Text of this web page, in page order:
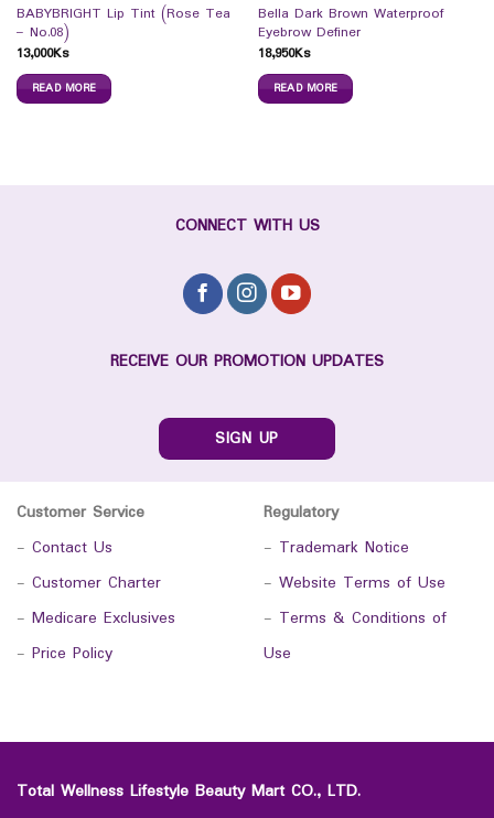
BABYBRIGHT Lip Tint (Rose Tea
– No.08)
13,000Ks
READ MORE
Bella Dark Brown Waterproof
Eyebrow Definer
18,950Ks
READ MORE
CONNECT WITH US
RECEIVE OUR PROMOTION UPDATES
SIGN UP
Customer Service
- Contact Us
- Customer Charter
- Medicare Exclusives
- Price Policy
Regulatory
- Trademark Notice
- Website Terms of Use
- Terms & Conditions of
Use
Total Wellness Lifestyle Beauty Mart CO., LTD.